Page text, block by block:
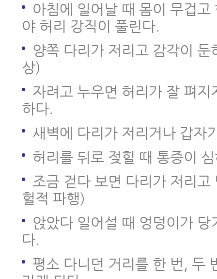
- 척추협착증수술 부작용-척추수
- 척추협착증 한방치료 비용, 비싸
- 협착증 치료, 이런 분들일수록
좋다
- 협착증이 아닌 디스크 환자가 협
하는 경우가 많이 늘고 있다
- 협착증 한방치료로 신경압박이
이는 증거가 있습니다
- 척추협착증 한방치료비용과 실
는 법
- 허리디스크, 척추관협착증 MRI
면 안 되는 이유
아침에 일어날 때 몸이 무겁고
야 허리 강직이 풀린다.
양쪽 다리가 저리고 감각이 둔
상)
자려고 누우면 허리가 잘 펴지
하다.
새벽에 다리가 저리거나 갑자
허리를 뒤로 젖힐 때 통증이
조금 걷다 보면 다리가 저리고
헐적 파행)
앉았다 일어설 때 엉덩이가 당
다.
평소 다니던 거리를 한 번, 두